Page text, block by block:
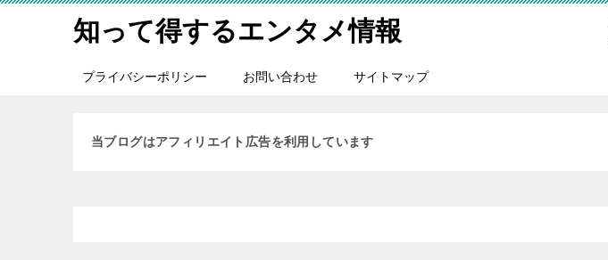
知って得するエンタメ情報
プライバシーポリシー お問い合わせ サイトマップ
当ブログはアフィリエイト広告を利用しています